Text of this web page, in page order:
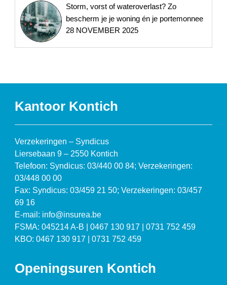
Storm, vorst of wateroverlast? Zo
bescherm je je woning én je portemonnee
28 NOVEMBER 2025
Kantoor Kontich
Verzekeringen – Syndicus
Liersebaan 9 – 2550 Kontich
Telefoon: Syndicus: 03/440 00 84; Verzekeringen:
03/448 00 00
Fax: Syndicus: 03/459 21 50; Verzekeringen: 03/457
69 16
E-mail: info@insurea.be
FSMA: 045214 A-B | 0467 130 917 | 0731 752 459
KBO: 0467 130 917 | 0731 752 459
Openingsuren Kontich